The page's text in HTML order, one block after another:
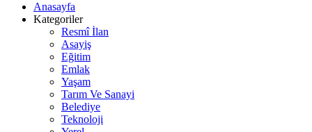
Anasayfa
Kategoriler
Resmî İlan
Asayiş
Eğitim
Emlak
Yaşam
Tarım Ve Sanayi
Belediye
Teknoloji